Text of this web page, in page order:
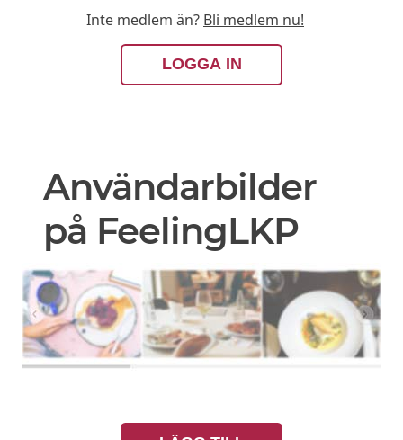
Inte medlem än? Bli medlem nu!
LOGGA IN
Användarbilder
på FeelingLKP